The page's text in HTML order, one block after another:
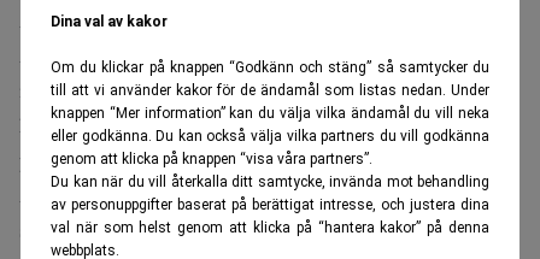
Dina val av kakor
Om du klickar på knappen “Godkänn och stäng” så samtycker du
till att vi använder kakor för de ändamål som listas nedan. Under
knappen “Mer information” kan du välja vilka ändamål du vill neka
eller godkänna. Du kan också välja vilka partners du vill godkänna
genom att klicka på knappen “visa våra partners”.
Du kan när du vill återkalla ditt samtycke, invända mot behandling
av personuppgifter baserat på berättigat intresse, och justera dina
val när som helst genom att klicka på “hantera kakor” på denna
webbplats.
Andreas Hoffman, säger Stig Åström.
Åklagarna tog under sin presentation även upp den
iakttagelse som en kriminalinspektör gör i samband med
husrannsakan hos Andreas Hoffman: Samtidigt som
polisen pratar med den misstänkte vid husets entré slänger
Andreas Hoffmans hustru ut en mobiltelefon genom
sovrumsfönstret.